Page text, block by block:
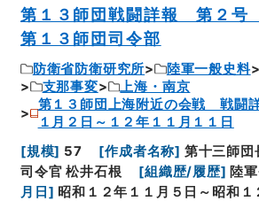
第１３師団戦闘詳報 第２
第１３師団司令部
防衛省防衛研究所 陸軍一般史料
支那事変
上海・南京
第１３師団上海附近の会戦 戦闘
１月２日～１２年１１月１１日
[規模] 57 [作成者名称] 第十三師団
司令官 松井石根
[組織歴/履歴] 陸
月日 ] 昭和１２年１１月５日～昭和１